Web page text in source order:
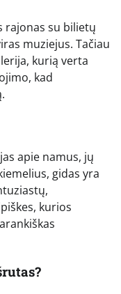
rajonas su bilietų
muziejus. Tačiau
kurią verta
kad
apie namus, jų
gidas yra
kurios